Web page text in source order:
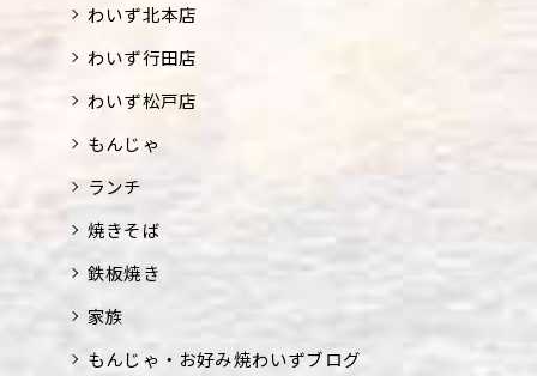
わいず北本店
わいず行田店
わいず松戸店
もんじゃ
ランチ
焼きそば
鉄板焼き
家族
もんじゃ・お好み焼わいずブログ